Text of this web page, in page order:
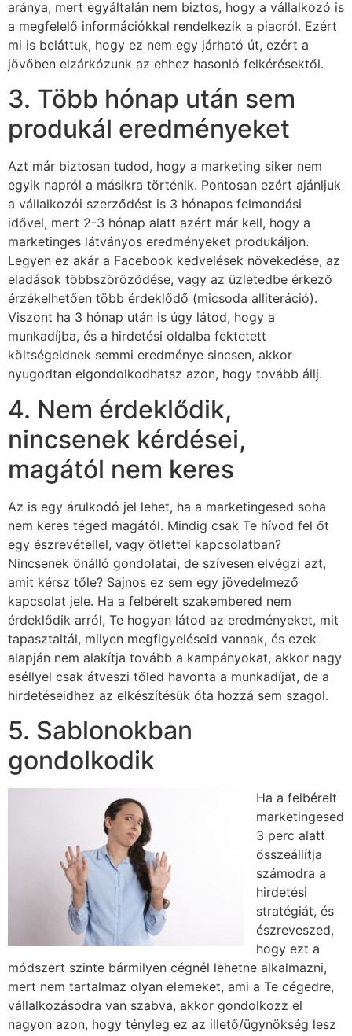
aránya, mert egyáltalán nem biztos, hogy a vállalkozó is
a megfelelő információkkal rendelkezik a piacról. Ezért
mi is beláttuk, hogy ez nem egy járható út, ezért a
jövőben elzárkózunk az ehhez hasonló felkérésektől.
3. Több hónap után sem
produkál eredményeket
Azt már biztosan tudod, hogy a marketing siker nem
egyik napról a másikra történik. Pontosan ezért ajánljuk
a vállalkozói szerződést is 3 hónapos felmondási
idővel, mert 2-3 hónap alatt azért már kell, hogy a
marketinges látványos eredményeket produkáljon.
Legyen ez akár a Facebook kedvelések növekedése, az
eladások többszöröződése, vagy az üzletedbe érkező
érzékelhetően több érdeklődő (micsoda alliteráció).
Viszont ha 3 hónap után is úgy látod, hogy a
munkadíjba, és a hirdetési oldalba fektetett
költségeidnek semmi eredménye sincsen, akkor
nyugodtan elgondolkodhatsz azon, hogy tovább állj.
4. Nem érdeklődik,
nincsenek kérdései,
magától nem keres
Az is egy árulkodó jel lehet, ha a marketingesed soha
nem keres téged magától. Mindig csak Te hívod fel őt
egy észrevétellel, vagy ötlettel kapcsolatban?
Nincsenek önálló gondolatai, de szívesen elvégzi azt,
amit kérsz tőle? Sajnos ez sem egy jövedelmező
kapcsolat jele. Ha a felbérelt szakembered nem
érdeklődik arról, Te hogyan látod az eredményeket, mit
tapasztaltál, milyen megfigyeléseid vannak, és ezek
alapján nem alakítja tovább a kampányokat, akkor nagy
eséllyel csak átveszi tőled havonta a munkadíjat, de a
hirdetéseidhez az elkészítésük óta hozzá sem szagol.
5. Sablonokban
gondolkodik
Ha a felbérelt
marketingesed
3 perc alatt
összeállítja
számodra a
hirdetési
stratégiát, és
észreveszed,
hogy ezt a
módszert szinte bármilyen cégnél lehetne alkalmazni,
mert nem tartalmaz olyan elemeket, ami a Te cégedre,
vállalkozásodra van szabva, akkor gondolkozz el
nagyon azon, hogy tényleg ez az illető/ügynökség lesz